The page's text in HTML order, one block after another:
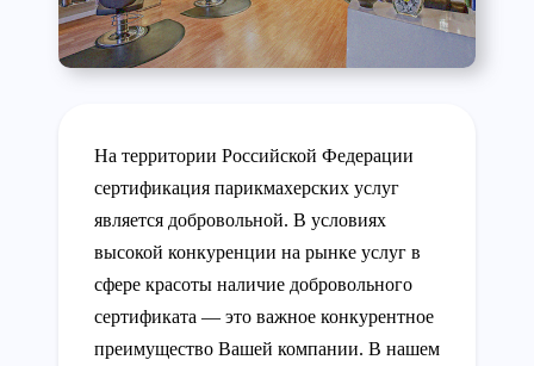
На территории Российской Федерации
сертификация парикмахерских услуг
является добровольной. В условиях
высокой конкуренции на рынке услуг в
сфере красоты наличие добровольного
сертификата — это важное конкурентное
преимущество Вашей компании. В нашем